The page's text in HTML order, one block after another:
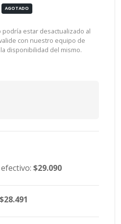
AGOTADO
estar desactualizado al
con nuestro equipo de
disponibilidad del mismo.
$29.090
$28.491